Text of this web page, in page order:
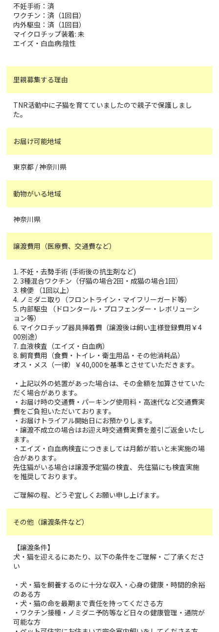
不妊手術：済
ワクチン：済（1回目）
内外駆虫：済（1回目）
マイクロチップ装着: 未
エイズ・白血病:陰性
里親募集する理由
TNR活動中に子猫を育てていましたので親子で保護しまし
た。
お届け可能地域
東京都 / 神奈川県
動物がいる地域
神奈川県
譲渡費用（医療費、交通費など）
1. 不妊・去勢手術 (手術後の抗生剤など)
2. 3種混合ワクチン（仔猫の場合2回・成猫の場合1回）
3. 検便 （1回以上）
4. ノミダニ取り（フロントライン・マイフリーガード等）
5. 内部駆虫 （ドロンタール・プロフェンダー・レボリューシ
ョン等）
6. マイクロチップ器具挿着費（譲渡後は飼い主様登録費用￥4
00別途）
7. 血液検査（エイズ・白血病）
8. 飼育費用（食費・トイレ・衛生用品・その他消耗品）
オス・メス（一律）￥40,000を基準とさせていただきます。
・上記以外の処置があった場合は、その金額を加算させていた
だく場合があります。
・お届け時の交通費・パーキング使用料・高速代など交通費実
費をご負担いただいております。
・お届けトライアル開始日にお預かりします。
・譲渡不成立の場合はお迎え時交通費実費を差引ご返金いたし
ます。
・エイズ・白血病検査につきましては月齢が若いと未実施の場
合があります。
先住猫がいる場合は譲渡予定猫の検査、 先住猫にも検査実施
を推奨しております。
ご理解の程、どうぞ宜しくお願い申し上げます。
その他（譲渡条件など）
【譲渡条件】
犬・猫を迎えるにあたり、以下の条件をご理解・ご了承くださ
い
・犬・猫を飼養するのに十分な収入・心身の健康・時間的余裕
のある方
・犬・猫の命を最期まで責任を持ってくださる方
・ワクチン接種・ノミダニ予防等など日々の健康管理・通院が
可能な方